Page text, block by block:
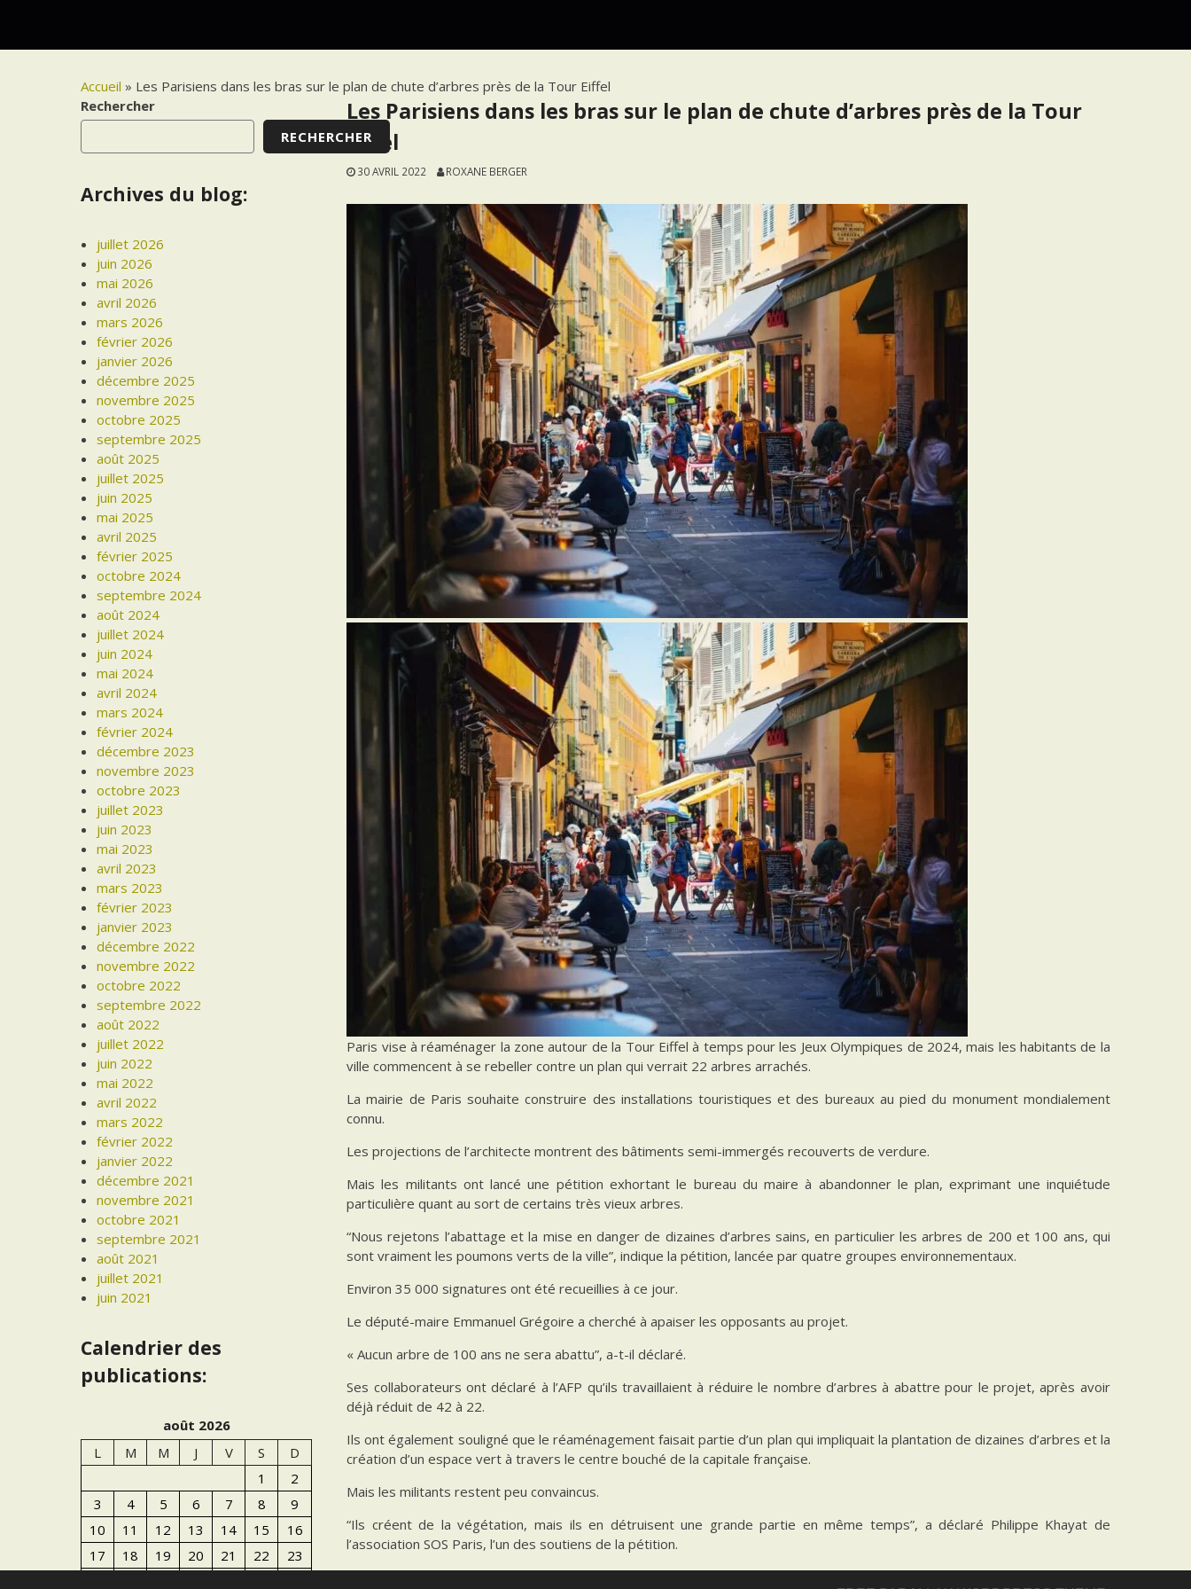
Accueil » Les Parisiens dans les bras sur le plan de chute d’arbres près de la Tour Eiffel
Les Parisiens dans les bras sur le plan de chute d’arbres près de la Tour
Eiffel
30 AVRIL 2022 ROXANE BERGER
Paris vise à réaménager la zone autour de la Tour Eiffel à temps pour les Jeux Olympiques de 2024, mais les habitants de la
ville commencent à se rebeller contre un plan qui verrait 22 arbres arrachés.
La mairie de Paris souhaite construire des installations touristiques et des bureaux au pied du monument mondialement
connu.
Les projections de l’architecte montrent des bâtiments semi-immergés recouverts de verdure.
Mais les militants ont lancé une pétition exhortant le bureau du maire à abandonner le plan, exprimant une inquiétude
particulière quant au sort de certains très vieux arbres.
“Nous rejetons l’abattage et la mise en danger de dizaines d’arbres sains, en particulier les arbres de 200 et 100 ans, qui
sont vraiment les poumons verts de la ville”, indique la pétition, lancée par quatre groupes environnementaux.
Environ 35 000 signatures ont été recueillies à ce jour.
Le député-maire Emmanuel Grégoire a cherché à apaiser les opposants au projet.
« Aucun arbre de 100 ans ne sera abattu”, a-t-il déclaré.
Ses collaborateurs ont déclaré à l’AFP qu’ils travaillaient à réduire le nombre d’arbres à abattre pour le projet, après avoir
déjà réduit de 42 à 22.
Ils ont également souligné que le réaménagement faisait partie d’un plan qui impliquait la plantation de dizaines d’arbres et la
création d’un espace vert à travers le centre bouché de la capitale française.
Mais les militants restent peu convaincus.
“Ils créent de la végétation, mais ils en détruisent une grande partie en même temps”, a déclaré Philippe Khayat de
l’association SOS Paris, l’un des soutiens de la pétition.
La tour est l’un des bâtiments les plus célèbres du monde et accueille environ sept millions de visiteurs par an.
Rechercher
RECHERCHER
Archives du blog:
juillet 2026
juin 2026
mai 2026
avril 2026
mars 2026
février 2026
janvier 2026
décembre 2025
novembre 2025
octobre 2025
septembre 2025
août 2025
juillet 2025
juin 2025
mai 2025
avril 2025
février 2025
octobre 2024
septembre 2024
août 2024
juillet 2024
juin 2024
mai 2024
avril 2024
mars 2024
février 2024
décembre 2023
novembre 2023
octobre 2023
juillet 2023
juin 2023
mai 2023
avril 2023
mars 2023
février 2023
janvier 2023
décembre 2022
novembre 2022
octobre 2022
septembre 2022
août 2022
juillet 2022
juin 2022
mai 2022
avril 2022
mars 2022
février 2022
janvier 2022
décembre 2021
novembre 2021
octobre 2021
septembre 2021
août 2021
juillet 2021
juin 2021
Calendrier des
publications:
août 2026
L
M M J V S
D
1
2
3
4 5 6 7 8
9
10
11 12 13 14 15
16
17
18 19 20 21 22
23